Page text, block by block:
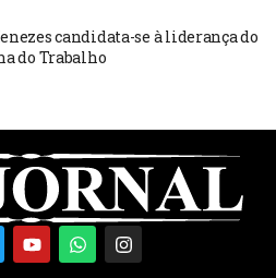
candidata-se à liderança do
do Trabalho